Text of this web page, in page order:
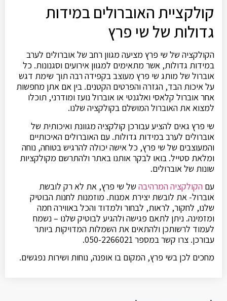
קולקציית האוברולים במידות
גדולות של שי פרץ
הקולקציה של שי פרץ מציעה מגוון רחב של אוברולים לערב
במידות גדולות, אשר מתאימים למגוון אירועים וסגנונות. כל
אוברול של מותג שי פרץ מעוצב בקפידה רבה תוך שימת דגש
על איכות הבד, הגזרה והפרטים הקטנים. בין אם אתן מחפשות
אחר אוברול קלאסי ואלגנטי או אוברול נועז ומודרני, תוכלו
למצוא את האוברול המושלם בקולקציה שלנו.
שי פרץ גאים להציע עבורכן קולקציה מגוונת ואיכותית של
אוברולים לערב במידות גדולות. עם האוברולים האיכותיים
והמעוצבים של שי פרץ, כל אישה יכולה להרגיש בטוחה, נוחה
ומלאת סטייל. בואו לבקר אותנו באתר ולהתרשם מקולקציות
שונות של אוברולים.
עם הקולקציה המרהיבהשל שי פרץ, את לא רק לובשת
אוברול- את לובשת יצירת אמנות. מוזמנות לחנות הבוטיק
שלנו, לחקור, לראות, לבחור ולמדוד והכל באווירה חמה
ומזמינה. ניתן לתאם פגישה ולהגיע לבוטיק שלנו – נשמח
לעמוד לרשותכן ולהתאים את השמלות המדויקות ביותר
עבורכן. צרו קשר במספר 050-2266021.
מחכים לכן בשי פרץ, המקום בו אופנה, נוחות ושירות נפגשים.